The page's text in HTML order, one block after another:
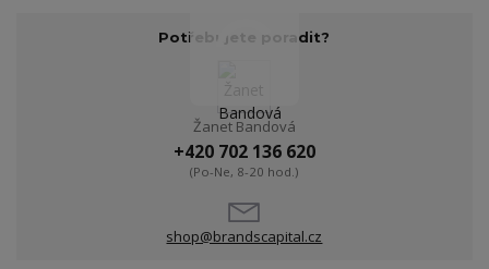
Potřebujete poradit?
Žanet Bandová
+420 702 136 620
(Po-Ne, 8-20 hod.)
shop@brandscapital.cz